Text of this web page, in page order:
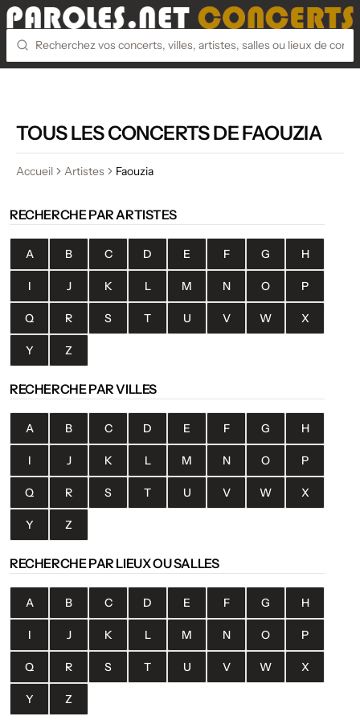
TOUS LES CONCERTS DE FAOUZIA
Accueil Artistes Faouzia
RECHERCHE PAR ARTISTES
A B C D E F G H
I J K L M N O P
Q R S T U V W X
Y Z
RECHERCHE PAR VILLES
A B C D E F G H
I J K L M N O P
Q R S T U V W X
Y Z
RECHERCHE PAR LIEUX OU SALLES
A B C D E F G H
I J K L M N O P
Q R S T U V W X
Y Z